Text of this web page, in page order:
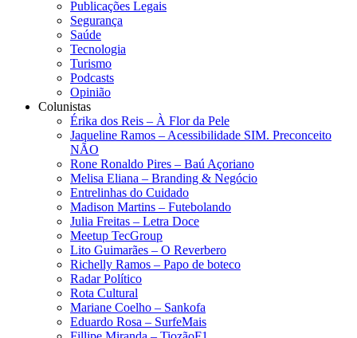
Publicações Legais
Segurança
Saúde
Tecnologia
Turismo
Podcasts
Opinião
Colunistas
Érika dos Reis​ – À Flor da Pele
Jaqueline Ramos – Acessibilidade SIM. Preconceito
NÃO
Rone Ronaldo Pires – Baú Açoriano
Melisa Eliana – Branding & Negócio
Entrelinhas do Cuidado
Madison Martins – Futebolando
Julia Freitas​ – Letra Doce
Meetup TecGroup
Lito Guimarães – O Reverbero
Richelly Ramos​ – Papo de boteco
Radar Político
Rota Cultural
Mariane Coelho – Sankofa
Eduardo Rosa​ – SurfeMais